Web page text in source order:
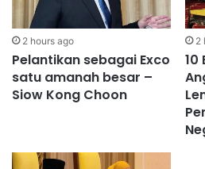
2 hours ago
Pelantikan sebagai Exco
satu amanah besar –
Siow Kong Choon
2
10